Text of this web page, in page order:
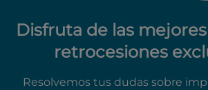
Disfruta de las
retrocesiones
Resolvemos tus dudas sobre